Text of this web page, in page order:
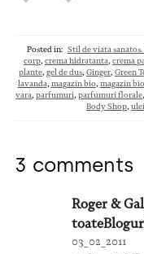
Posted in: Stil de viata sanatos.
corp, crema hidratanta, crema
plante, gel de dus, Ginger, Green
lavanda, magazin bio, magazin
vara, parfumuri, parfumuri florale,
Body Shop,
3 comments
Roger &
03_02_2011